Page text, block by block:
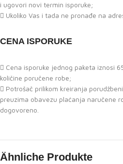
i ugovori novi termin isporuke;
Ukoliko Vas i tada ne pronađe na
CENA ISPORUKE
Cena isporuke jednog paketa iznosi
količine poručene robe;
Potrošač prilikom kreiranja
preuzima obavezu plaćanja naručene
dogovoreno.
Ähnliche Produkte